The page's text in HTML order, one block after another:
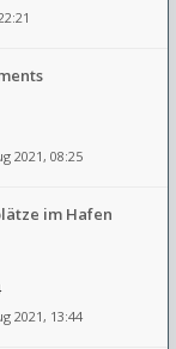
2021, 08:25
im Hafen
2021, 13:44